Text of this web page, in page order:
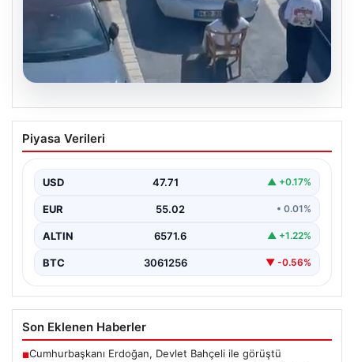
Yalova’da Kafenin Önünde Park İhlali
Komik ve Gergin Anlara Sahne Oldu
Mahallesi Ufuk Sokak’ta bulunan bir kafede çalışan…
Piyasa Verileri
USD 47.71 ▲ +0.17%
EUR 55.02 • 0.01%
ALTIN 6571.6 ▲ +1.22%
BTC 3061256 ▼ -0.56%
Son Eklenen Haberler
■Cumhurbaşkanı Erdoğan, Devlet Bahçeli ile görüştü